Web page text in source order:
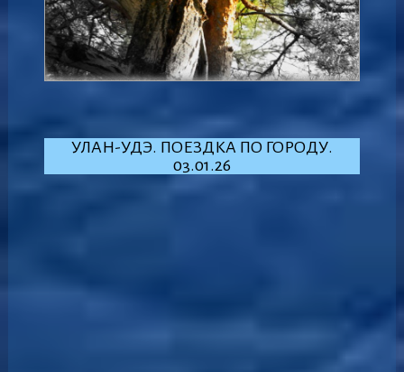
УЛАН-УДЭ. ПОЕЗДКА ПО ГОРОДУ.
03.01.26